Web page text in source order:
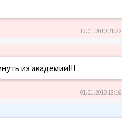
17.01.2010 21:22
из академии!!!
01.01.2010 18:16